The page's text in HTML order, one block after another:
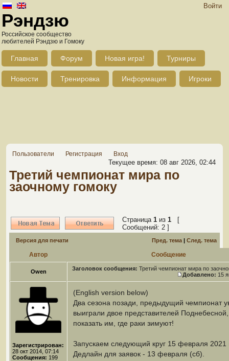
Войти
Рэндзю
Российское сообщество
любителей Рэндзю и Гомоку
Главная Форум Новая игра! Турниры
Новости Тренировка Информация Игроки
Пользователи Регистрация Вход
Текущее время: 08 авг 2026, 02:44
Третий чемпионат мира по
заочному гомоку
Страница 1 из 1 [
Сообщений: 2 ]
Версия для печати Пред. тема | След. тема
Автор Сообщение
Owen Заголовок сообщения: Третий чемпионат мира по
Добавлено: 15
Зарегистрирован:
28 окт 2014, 07:14
Сообщения: 199
(English version below)
Два сезона позади, предыдущий чемпионат
выиграли двое представителей
показать им, где раки зимуют!
Запускаем следующий круг 15 февраля 2021
Дедлайн для заявок - 13 февраля (сб).